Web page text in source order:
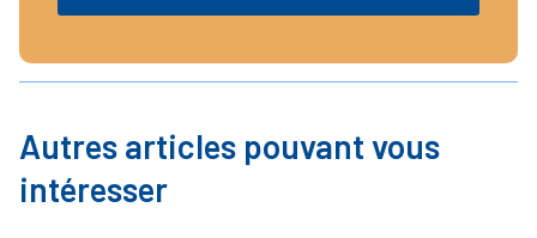
Autres articles pouvant vous
intéresser